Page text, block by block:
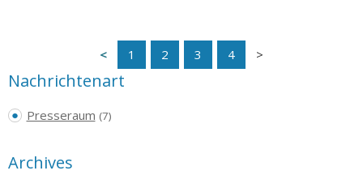
1 2 3 4
Nachrichtenart
Presseraum (7)
Archives